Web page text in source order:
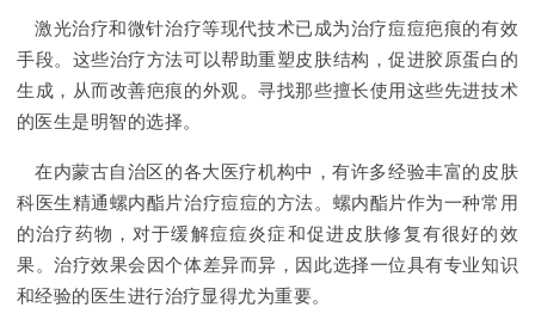
激光治疗和微针治疗等现代技术已成为治疗痘痘疤痕的有效
手段。这些治疗方法可以帮助重塑皮肤结构，促进胶原蛋白的
生成，从而改善疤痕的外观。寻找那些擅长使用这些先进技术
的医生是明智的选择。
在内蒙古自治区的各大医疗机构中，有许多经验丰富的皮肤
科医生精通螺内酯片治疗痘痘的方法。螺内酯片作为一种常用
的治疗药物，对于缓解痘痘炎症和促进皮肤修复有很好的效
果。治疗效果会因个体差异而异，因此选择一位具有专业知识
和经验的医生进行治疗显得尤为重要。